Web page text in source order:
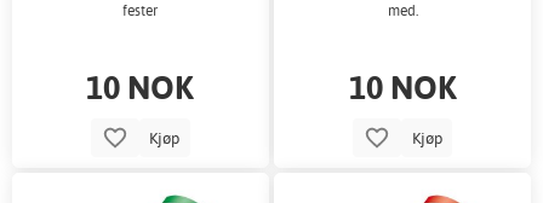
fester
10 NOK
Kjøp
med.
10 NOK
Kjøp